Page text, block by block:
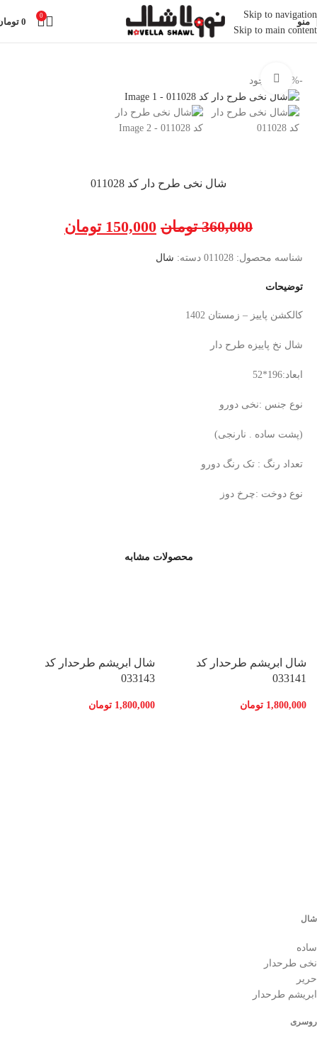
Skip to navigation
Skip to main content
منو
0
0
خانه شال
-58% ناموجودبزرگنمایی تصویر
شال نخی طرح دار کد 011028
360,000 تومان 150,000 تومان
شناسه محصول: 011028 دسته: شال
توضیحات
کالکشن پاییز – زمستان 1402
شال نخ پاییزه طرح دار
ابعاد:196*52
نوع جنس :نخی دورو
(پشت ساده . نارنجی)
تعداد رنگ : تک رنگ دورو
نوع دوخت :چرخ دوز
محصولات مشابه
شال ابریشم طرحدار کد
033141
1,800,000 تومان
شال ابریشم طرحدار کد
033143
1,800,000 تومان
شال
ساده
نخی طرحدار
حریر
ابریشم طرحدار
روسری